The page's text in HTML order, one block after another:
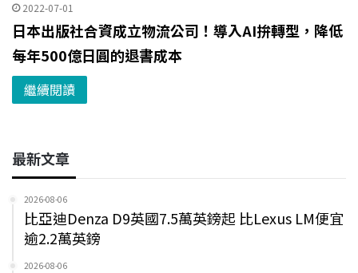
2022-07-01
日本出版社合資成立物流公司！導入AI拚轉型，降低
每年500億日圓的退書成本
繼續閱讀
最新文章
2026-08-06
比亞迪Denza D9英國7.5萬英鎊起 比Lexus LM便宜
逾2.2萬英鎊
2026-08-06